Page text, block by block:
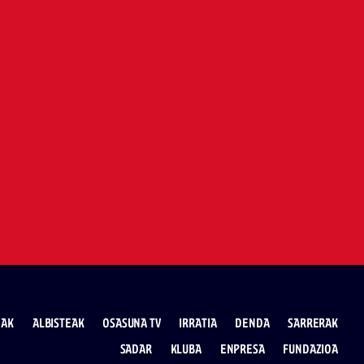
ALBISTEAK OSASUNA TV IRRATIA DENDA
SARRERAK
SADAR
KLUBA ENPRESA FUNDAZIOA